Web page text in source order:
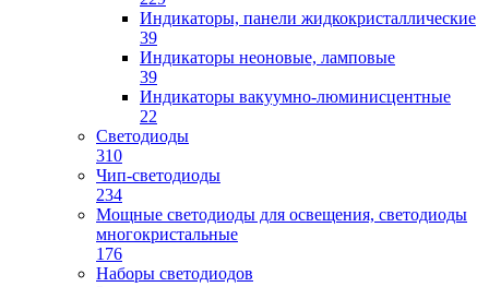
Индикаторы, панели жидкокристаллические
39
Индикаторы неоновые, ламповые
39
Индикаторы вакуумно-люминисцентные
22
Светодиоды
310
Чип-светодиоды
234
Мощные светодиоды для освещения, светодиоды
многокристальные
176
Наборы светодиодов